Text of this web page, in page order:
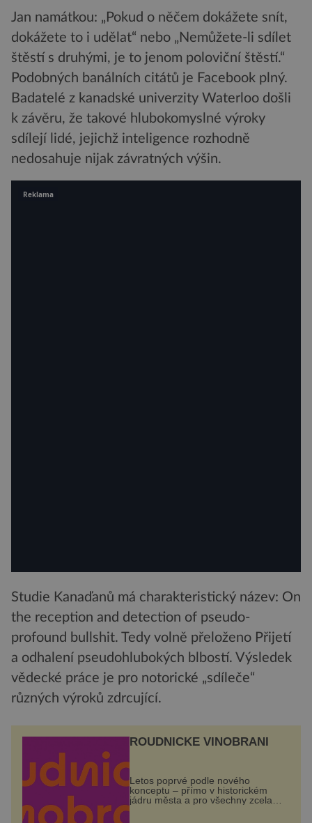
Jan namátkou: „Pokud o něčem dokážete snít,
dokážete to i udělat“ nebo „Nemůžete-li sdílet
štěstí s druhými, je to jenom poloviční štěstí.“
Podobných banálních citátů je Facebook plný.
Badatelé z kanadské univerzity Waterloo došli
k závěru, že takové hlubokomyslné výroky
sdílejí lidé, jejichž inteligence rozhodně
nedosahuje nijak závratných výšin.
Studie Kanaďanů má charakteristický název: On
the reception and detection of pseudo-
profound bullshit. Tedy volně přeloženo Přijetí
a odhalení pseudohlubokých blbostí. Výsledek
vědecké práce je pro notorické „sdíleče“
různých výroků zdrcující.
ROUDNICKÉ VINOBRANÍ
Letos poprvé podle nového
konceptu – přímo v historickém
jádru města a pro všechny zcela
zdarma. Hlavní program se
Reklama